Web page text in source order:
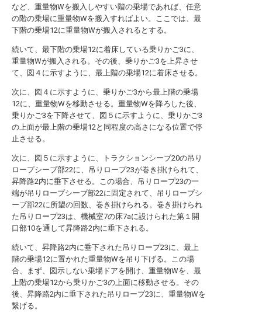
など、重量物Wを搬入しやすい階の乗場であれば、任意
の階の乗場に重量物Wを搬入すればよい。ここでは、最
下階の乗場12に重量物Wが搬入されるとする。
続いて、最下階の乗場12に着床している乗りかご3に、
重量物Wが搬入される。その後、乗りかご3を上昇させ
て、図４に示すように、最上階の乗場12に着床させる。
次に、図４に示すように、乗りかご3から最上階の乗場
12に、重量物Wを移動させる。重量物Wを降ろした後、
乗りかご3を下降させて、図５に示すように、乗りかご3
の上面が最上階の乗場12と同程度の高さになる位置で停
止させる。
次に、図５に示すように、トラクションシーブ20の吊り
ロープシーブ部22に、吊りロープ23が巻き掛けられて、
昇降路2内に垂下させる。この場合、吊りロープ23の一
端が吊りロープシーブ部22に固定されて、吊りロープシ
ーブ部22に所望の回数、巻き掛けられる。巻き掛けられ
た吊りロープ23は、機械室7の床7aに設けられた第１開
口部10を通して昇降路2内に垂下される。
続いて、昇降路2内に垂下された吊りロープ23に、最上
階の乗場12に置かれた重量物Wを吊り下げる。この場
合、まず、図示しない乗場ドアを開け、重量物Wを、最
上階の乗場12から乗りかご3の上面に移動させる。その
後、昇降路2内に垂下された吊りロープ23に、重量物Wを
繋げる。